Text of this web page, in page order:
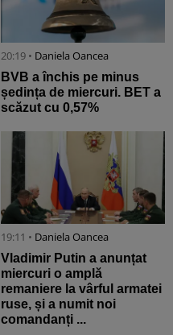
20:19 • Daniela Oancea
BVB a închis pe minus
ședința de miercuri. BET a
scăzut cu 0,57%
19:11 • Daniela Oancea
Vladimir Putin a anunțat
miercuri o amplă
remaniere la vârful armatei
ruse, și a numit noi
comandanți ...